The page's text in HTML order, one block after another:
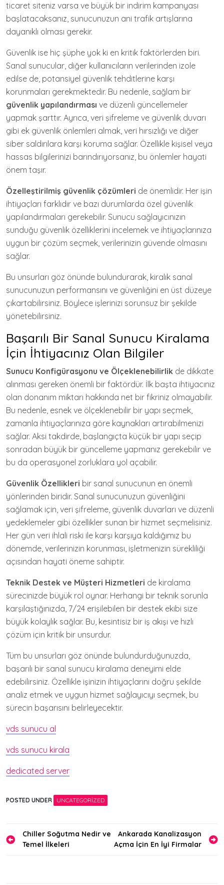
ticaret siteniz varsa ve büyük bir indirim kampanyası
başlatacaksanız, sunucunuzun ani trafik artışlarına
dayanıklı olması gerekir.
Güvenlik ise hiç şüphe yok ki en kritik faktörlerden biri.
Sanal sunucular, diğer kullanıcıların verilerinden izole
edilse de, potansiyel güvenlik tehditlerine karşı
korunmaları gerekmektedir. Bu nedenle, sağlam bir
güvenlik yapılandırması ve düzenli güncellemeler
yapmak şarttır. Ayrıca, veri şifreleme ve güvenlik duvarı
gibi ek güvenlik önlemleri almak, veri hırsızlığı ve diğer
siber saldırılara karşı koruma sağlar. Özellikle kişisel veya
hassas bilgilerinizi barındırıyorsanız, bu önlemler hayati
önem taşır.
Özelleştirilmiş güvenlik çözümleri de önemlidir. Her işin
ihtiyaçları farklıdır ve bazı durumlarda özel güvenlik
yapılandırmaları gerekebilir. Sunucu sağlayıcınızın
sunduğu güvenlik özelliklerini incelemek ve ihtiyaçlarınıza
uygun bir çözüm seçmek, verilerinizin güvende olmasını
sağlar.
Bu unsurları göz önünde bulundurarak, kiralık sanal
sunucunuzun performansını ve güvenliğini en üst düzeye
çıkartabilirsiniz. Böylece işlerinizi sorunsuz bir şekilde
yönetebilirsiniz.
Başarılı Bir Sanal Sunucu Kiralama
İçin İhtiyacınız Olan Bilgiler
Sunucu Konfigürasyonu ve Ölçeklenebilirlik de dikkate
alınması gereken önemli bir faktördür. İlk başta ihtiyacınız
olan donanım miktarı hakkında net bir fikriniz olmayabilir.
Bu nedenle, esnek ve ölçeklenebilir bir yapı seçmek,
zamanla ihtiyaçlarınıza göre kaynakları artırabilmenizi
sağlar. Aksi takdirde, başlangıçta küçük bir yapı seçip
sonradan büyük bir güncelleme yapmanız gerekebilir ve
bu da operasyonel zorluklara yol açabilir.
Güvenlik Özellikleri bir sanal sunucunun en önemli
yönlerinden biridir. Sanal sunucunuzun güvenliğini
sağlamak için, veri şifreleme, güvenlik duvarları ve düzenli
yedeklemeler gibi özellikler sunan bir hizmet seçmelisiniz.
Her gün veri ihlali riski ile karşı karşıya kaldığımız bu
dönemde, verilerinizin korunması, işletmenizin sürekliliği
açısından hayati öneme sahiptir.
Teknik Destek ve Müşteri Hizmetleri de kiralama
sürecinizde büyük rol oynar. Herhangi bir teknik sorunla
karşılaştığınızda, 7/24 erişilebilen bir destek ekibi size
büyük kolaylık sağlar. Bu, kesintisiz bir iş akışı ve hızlı
çözüm için kritik bir unsurdur.
Tüm bu unsurları göz önünde bulundurduğunuzda,
başarılı bir sanal sunucu kiralama deneyimi elde
edebilirsiniz. Özellikle işinizin ihtiyaçlarını doğru şekilde
analiz etmek ve uygun hizmet sağlayıcıyı seçmek, bu
sürecin başarısını belirleyecektir.
vds sunucu al
vds sunucu kirala
dedicated server
POSTED UNDER UNCATEGORIZED
Yazı
gezinmesi
Chiller Soğutma Nedir ve
Temel İlkeleri
Ankarada Kanalizasyon
Açma İçin En İyi Firmalar